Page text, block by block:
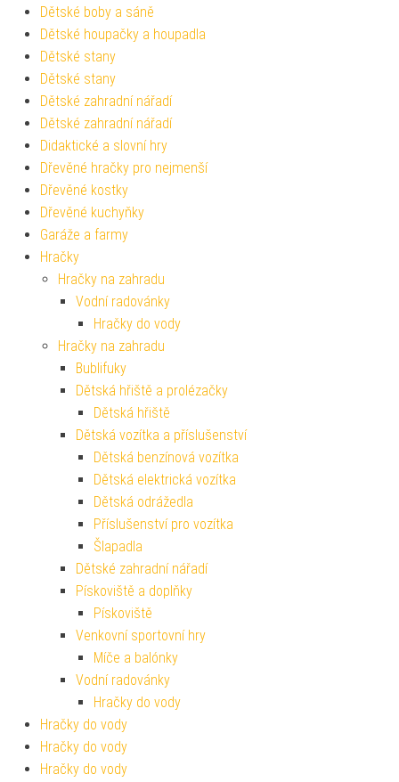
Dětské boby a sáně
Dětské houpačky a houpadla
Dětské stany
Dětské stany
Dětské zahradní nářadí
Dětské zahradní nářadí
Didaktické a slovní hry
Dřevěné hračky pro nejmenší
Dřevěné kostky
Dřevěné kuchyňky
Garáže a farmy
Hračky
Hračky na zahradu
Vodní radovánky
Hračky do vody
Hračky na zahradu
Bublifuky
Dětská hřiště a prolézačky
Dětská hřiště
Dětská vozítka a příslušenství
Dětská benzínová vozítka
Dětská elektrická vozítka
Dětská odrážedla
Příslušenství pro vozítka
Šlapadla
Dětské zahradní nářadí
Pískoviště a doplňky
Pískoviště
Venkovní sportovní hry
Míče a balónky
Vodní radovánky
Hračky do vody
Hračky do vody
Hračky do vody
Hračky do vody